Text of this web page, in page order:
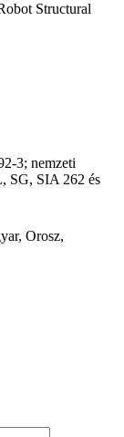
Structural
3; nemzeti
SG, SIA 262 és
Orosz,